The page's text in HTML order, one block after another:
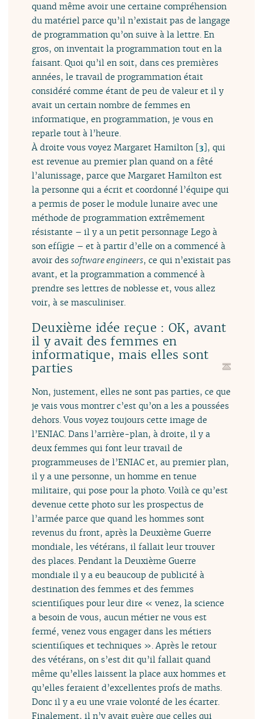
quand même avoir une certaine compréhension
du matériel parce qu’il n’existait pas de langage
de programmation qu’on suive à la lettre. En
gros, on inventait la programmation tout en la
faisant. Quoi qu’il en soit, dans ces premières
années, le travail de programmation était
considéré comme étant de peu de valeur et il y
avait un certain nombre de femmes en
informatique, en programmation, je vous en
reparle tout à l’heure.
À droite vous voyez Margaret Hamilton [3], qui
est revenue au premier plan quand on a fêté
l’alunissage, parce que Margaret Hamilton est
la personne qui a écrit et coordonné l’équipe qui
a permis de poser le module lunaire avec une
méthode de programmation extrêmement
résistante – il y a un petit personnage Lego à
son effigie – et à partir d’elle on a commencé à
avoir dessoftware engineers, ce qui n’existait pas
avant, et la programmation a commencé à
prendre ses lettres de noblesse et, vous allez
voir, à se masculiniser.
Deuxième idée reçue : OK, avant
il y avait des femmes en
informatique, mais elles sont
parties
Non, justement, elles ne sont pas parties, ce que
je vais vous montrer c’est qu’on a les a poussées
dehors. Vous voyez toujours cette image de
l’ENIAC. Dans l’arrière-plan, à droite, il y a
deux femmes qui font leur travail de
programmeuses de l’ENIAC et, au premier plan,
il y a une personne, un homme en tenue
militaire, qui pose pour la photo. Voilà ce qu’est
devenue cette photo sur les prospectus de
l’armée parce que quand les hommes sont
revenus du front, après la Deuxième Guerre
mondiale, les vétérans, il fallait leur trouver
des places. Pendant la Deuxième Guerre
mondiale il y a eu beaucoup de publicité à
destination des femmes et des femmes
scientifiques pour leur dire « venez, la science
a besoin de vous, aucun métier ne vous est
fermé, venez vous engager dans les métiers
scientifiques et techniques ». Après le retour
des vétérans, on s’est dit qu’il fallait quand
même qu’elles laissent la place aux hommes et
qu’elles feraient d’excellentes profs de maths.
Donc il y a eu une vraie volonté de les écarter.
Finalement, il n’y avait guère que celles qui